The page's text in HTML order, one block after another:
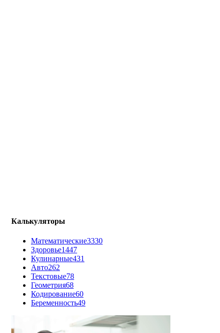
Калькуляторы
Математические3330
Здоровье1447
Кулинарные431
Авто262
Текстовые78
Геометрия68
Кодирование60
Беременность49